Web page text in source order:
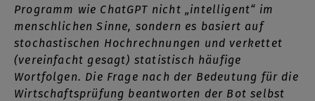
Programm wie ChatGPT nicht „intelligent“ im
menschlichen Sinne, sondern es basiert auf
stochastischen Hochrechnungen und verkettet
(vereinfacht gesagt) statistisch häufige
Wortfolgen. Die Frage nach der Bedeutung für die
Wirtschaftsprüfung beantworten der Bot selbst